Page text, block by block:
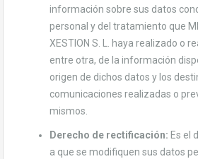
información sobre sus datos
personal y del tratamiento que
XESTION S. L. haya realizado o
entre otra, de la información
origen de dichos datos y los
comunicaciones realizadas o
mismos.
Derecho de rectificación: Es el
a que se modifiquen sus datos